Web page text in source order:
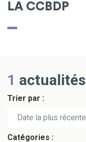
LA CCBDP
1 actualités
Trier par :
Date la plus récente
Date la plus ancienne
Catégories :